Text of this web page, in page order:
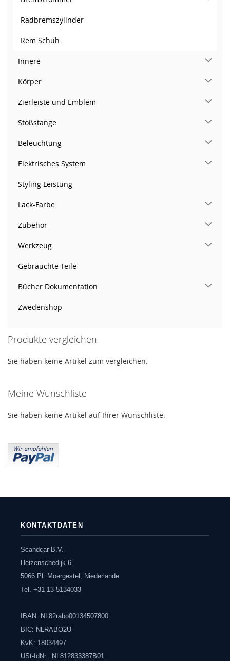
Radbremszylinder
Rem Schuh
Innere
Körper
Zierleiste und Emblem
Stoßstange
Beleuchtung
Elektrisches System
Styling Leistung
Lack-Farbe
Zubehör
Werkzeug
Gebrauchte Teile
Bücher Dokumentation
Zwedenshop
Produkte vergleichen
Sie haben keine Artikel zum vergleichen.
Meine Wunschliste
Sie haben keine Artikel auf Ihrer Wunschliste.
KONTAKTDATEN
Scandcar B.V.
Heizenschedijk 6
5066 PL Moergestel, Niederlande
Tel. +31 13 5134033
IBAN: NL82rabo00134507800
BIC: NLRABO2U
KvK: 18034497
USt-IdNr.: NL812833387B01